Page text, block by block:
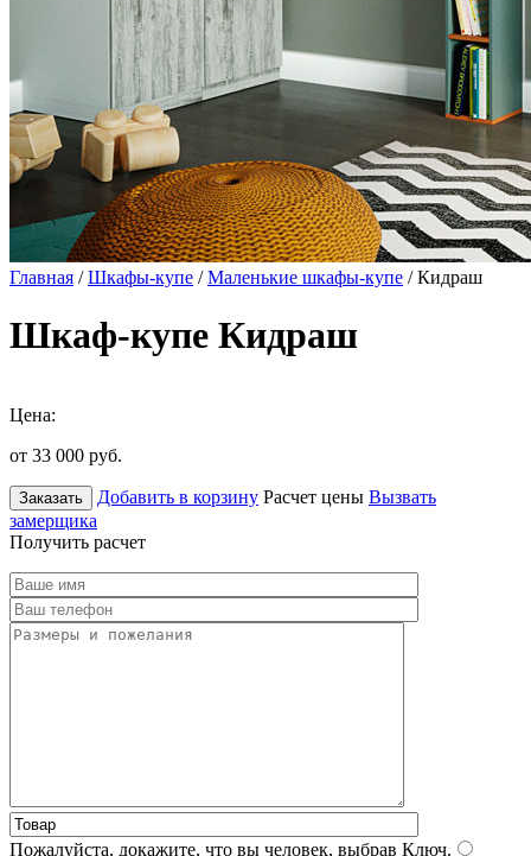
Главная /Шкафы-купе /Маленькие шкафы-купе / Кидраш
Шкаф-купе Кидраш
Цена:
от 33 000 руб.
Заказать Добавить в корзину Расчет цены Вызвать
замерщика
Получить расчет
Пожалуйста, докажите, что вы человек, выбрав Ключ.